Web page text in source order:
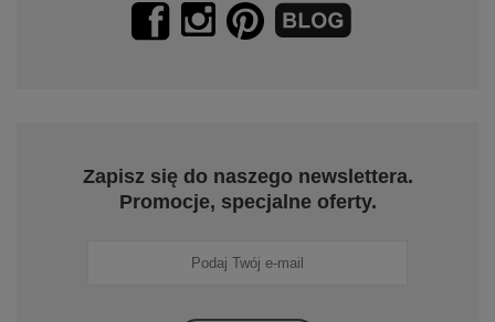
Zapisz się do naszego newslettera.
Promocje, specjalne oferty.